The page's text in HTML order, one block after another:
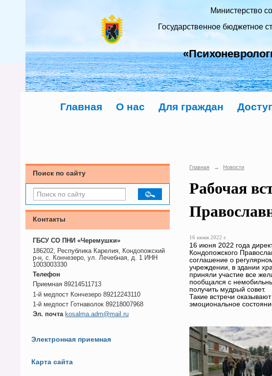
Министерство
Государственное бюджетное
Главная О нас Для граждан
Поиск по сайту
Контакты
ГБСУ СО ПНИ «Черемушки»
186202, Республика Карелия, Кондопожский
р-н, с. Кончезеро, ул. Лечебная, д. 1 ИНН
1003003330
Телефон
Приемная 89214511713
1-й медпост Кончезеро 89212243110
1-й медпост Готнаволок 89218007968
Эл. почта kosalma.adm@mail.ru
Электронная приемная
Карта сайта
Главная → Новости
Рабочая
16 июня 2022 г.
16 июня 2022 года
Кондопожского
соглашение о
учреждении, в здании
приняли участие все
пообщался с
получить мудрый совет.
Такие встречи
эмоциональное